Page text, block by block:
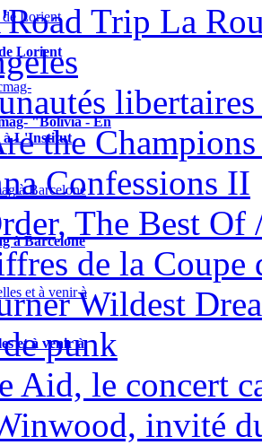
Lorient
"Bolivia - En
à L'Institut
à Barcelone
et à venir à
Trip La
libertaires
the
Confessions II
The Best Of
de la Coupe
Wildest
punk
Aid, le concert
invité